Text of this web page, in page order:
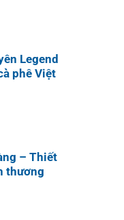
Legend
phê Việt
– Thiết
thương